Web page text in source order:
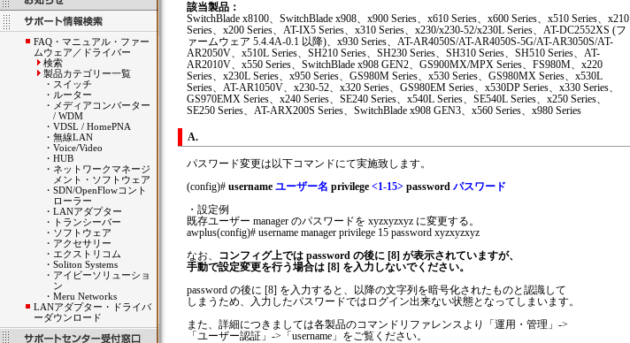
FAQ・マニュアル・ファー
ムウェア／ドライバー
検索
製品カテゴリー一覧
・ スイッチ
・ ルーター
・ メディアコンバーター
/ WDM
・ VDSL / HomePNA
・ 無線LAN
・ Voice/Video
・ HUB
・ ネットワークマネージ
メント・ソフトウェア
・ SDN/OpenFlowコント
ローラー
・ LANアダプター
・
トランシーバー
・ ソフトウェア
・ アクセサリー
・ エクストリコム
・ Soliton Systems
・ アイビーソリューショ
ン
・ Meru Networks
LANアダプター・ドライバ
ーダウンロード
該当製品：
SwitchBlade x8100、SwitchBlade x908、x900 Series、x610 Series、x600 Series、x510 Series、x210
Series、x200 Series、AT-IX5 Series、x310 Series、x230/x230-52/x230L Series、AT-DC2552XS (フ
ァームウェア 5.4.4A-0.1 以降)、x930 Series、AT-AR4050S/AT-AR4050S-5G/AT-AR3050S/AT-
AR2050V、x510L Series、SH210 Series、SH230 Series、SH310 Series、SH510 Series、AT-
AR2010V、x550 Series、SwitchBlade x908 GEN2、GS900MX/MPX Series、FS980M、x220
Series、x230L Series、x950 Series、GS980M Series、x530 Series、GS980MX Series、x530L
Series、AT-AR1050V、x230-52、x320 Series、GS980EM Series、x530DP Series、x330 Series、
GS970EMX Series、x240 Series、SE240 Series、x540L Series、SE540L Series、x250 Series、
SE250 Series、AT-ARX200S Series、SwitchBlade x908 GEN3、x560 Series、x980 Series
A.
パスワード変更は以下コマンドにて実施致します。
(config)# username ユーザー名 privilege <1-15> password パスワード
・設定例
既存ユーザー manager のパスワードを xyzxyzxyz に変更する。
awplus(config)# username manager privilege 15 password xyzxyzxyz
なお、 コンフィグ上では password の後に [8] が表示されていますが、
手動で設定変更を行う場合は [8] を入力しないでください。
password の後に [8] を入力すると、以降の文字列を暗号化されたものと認識して
しまうため、入力したパスワードではログイン出来ない状態となってしまいます。
また、詳細につきましては各製品のコマンドリファレンスより「運用・管理」->
「ユーザー認証」->「username」をご覧ください。